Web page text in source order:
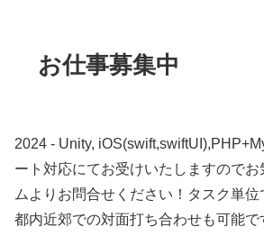
お仕事募集中
2024 - Unity,
ート対応にてお受けいたしますので
ムよりお問合せください！タスク単位
都内近郊での対面打ち合わせも可能で